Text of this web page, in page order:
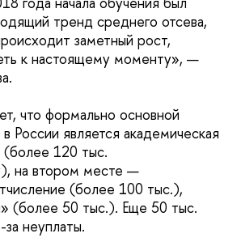
тренд среднего отсева,
заметный рост,
к настоящему моменту», —
что формально основной
России является академическая
(более 120 тыс.
на втором месте —
(более 100 тыс.),
(более 50 тыс.). Еще 50 тыс.
за неуплаты.